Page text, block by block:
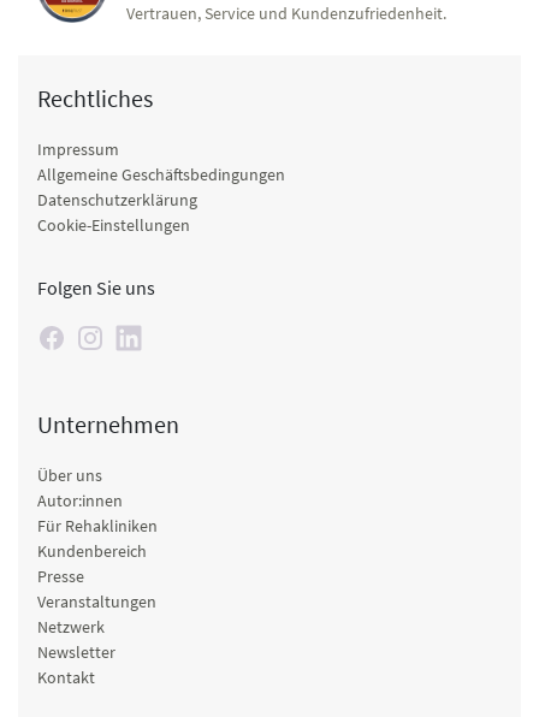
Vertrauen, Service und Kundenzufriedenheit.
Rechtliches
Impressum
Allgemeine Geschäftsbedingungen
Datenschutzerklärung
Cookie-Einstellungen
Folgen Sie uns
Unternehmen
Über uns
Autor:innen
Für Rehakliniken
Kundenbereich
Presse
Veranstaltungen
Netzwerk
Newsletter
Kontakt